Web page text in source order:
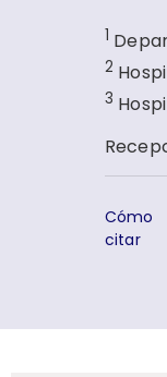
1
2
3
Cómo
citar